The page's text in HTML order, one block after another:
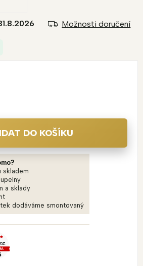
Možnosti doručení
DO KOŠÍKU
skladem
a sklady
dodáváme smontovaný